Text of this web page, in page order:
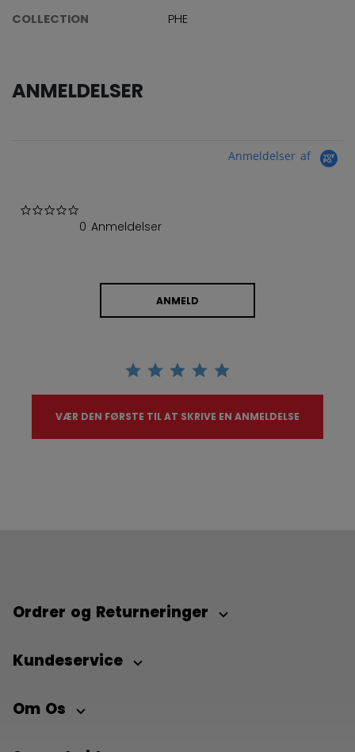
COLLECTION
PHE
ANMELDELSER
Anmeldelser af
0 Anmeldelser
ANMELD
VÆR DEN FØRSTE TIL AT SKRIVE EN ANMELDELSE
Ordrer og Returneringer
Kundeservice
Om Os